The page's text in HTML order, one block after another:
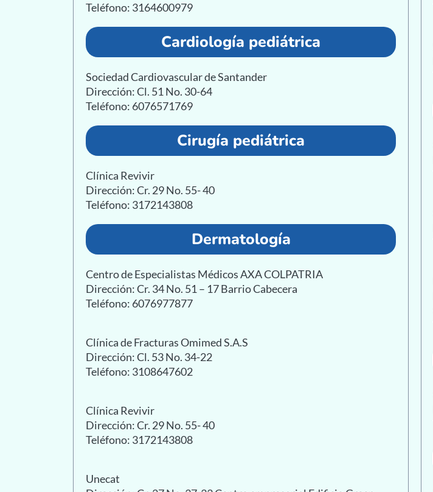
Teléfono: 3164600979
Cardiología pediátrica
Sociedad Cardiovascular de Santander
Dirección: Cl. 51 No. 30-64
Teléfono: 6076571769
Cirugía pediátrica
Clínica Revivir
Dirección: Cr. 29 No. 55- 40
Teléfono: 3172143808
Dermatología
Centro de Especialistas Médicos AXA COLPATRIA
Dirección: Cr. 34 No. 51 – 17 Barrio Cabecera
Teléfono: 6076977877
Clínica de Fracturas Omimed S.A.S
Dirección: Cl. 53 No. 34-22
Teléfono: 3108647602
Clínica Revivir
Dirección: Cr. 29 No. 55- 40
Teléfono: 3172143808
Unecat